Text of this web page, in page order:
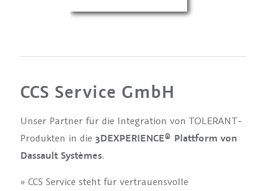
CCS Service GmbH
Unser Partner für die Integration von TOLERANT-
Produkten in die 3DEXPERIENCE® Plattform von
Dassault Systèmes.
» CCS Service steht für vertrauensvolle